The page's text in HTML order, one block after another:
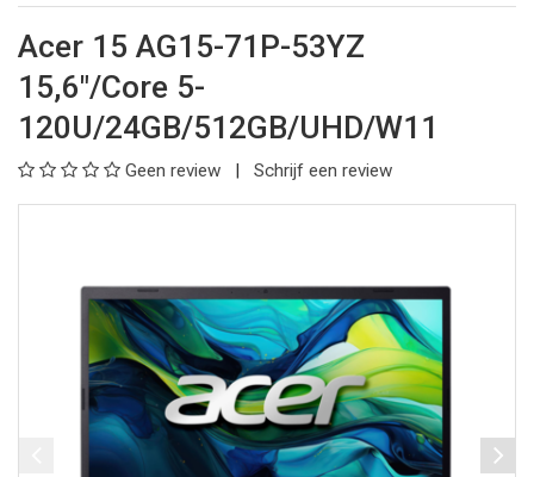
Acer 15 AG15-71P-53YZ
15,6"/Core 5-
120U/24GB/512GB/UHD/W11
Geen review Schrijf een review